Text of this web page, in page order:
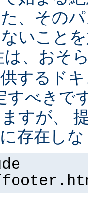
、その
いこと
は、おそ
するド
すべきで
すが、
存在し